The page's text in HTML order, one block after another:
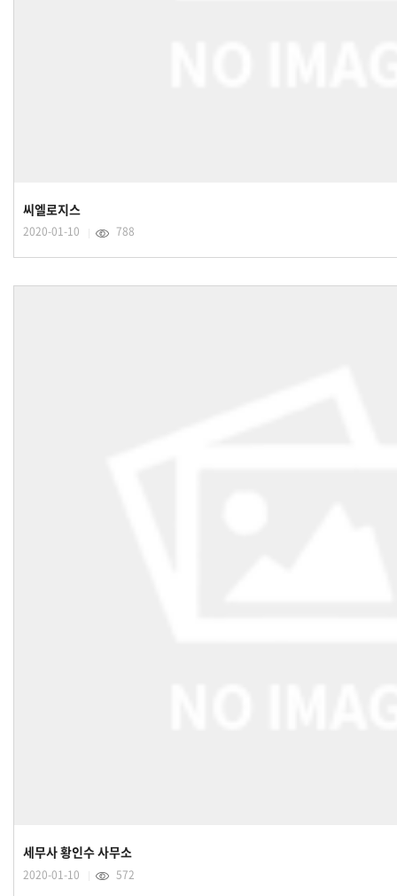
씨엘로지스
2020-01-10 788
세무사 황인수 사무소
2020-01-10 572